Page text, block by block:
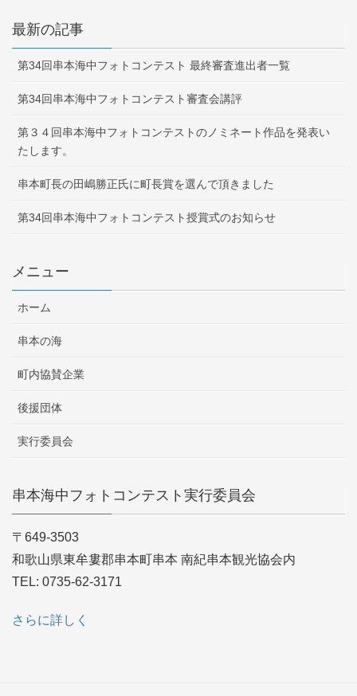
最新の記事
第34回串本海中フォトコンテスト 最終審査進出者一覧
第34回串本海中フォトコンテスト審査会講評
第３４回串本海中フォトコンテストのノミネート作品を発表い
たします。
串本町長の田嶋勝正氏に町長賞を選んで頂きました
第34回串本海中フォトコンテスト授賞式のお知らせ
メニュー
ホーム
串本の海
町内協賛企業
後援団体
実行委員会
串本海中フォトコンテスト実行委員会
〒649-3503
和歌山県東牟婁郡串本町串本 南紀串本観光協会内
TEL: 0735-62-3171
さらに詳しく